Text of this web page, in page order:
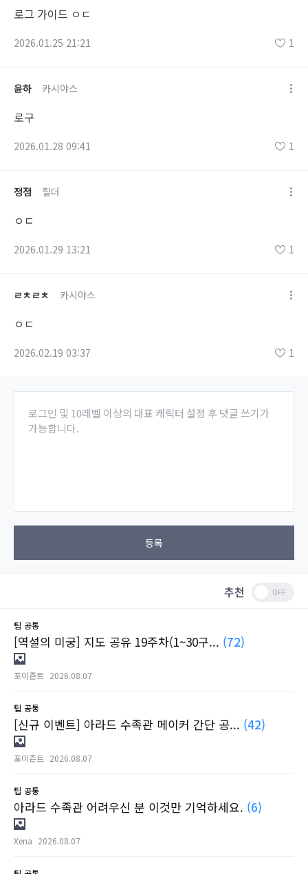
로그 가이드 ㅇㄷ
2026.01.25 21:21 1
윤하 카시야스
로구
2026.01.28 09:41 1
정점 힐더
ㅇㄷ
2026.01.29 13:21 1
ㄹㅊㄹㅊ 카시야스
ㅇㄷ
2026.02.19 03:37 1
로그인 및 10레벨 이상의 대표 캐릭터 설정 후 댓글 쓰기가
가능합니다.
등록
추천
팁 공통
[역설의 미궁] 지도 공유 19주차(1~30구... (72)
포이즌트 2026.08.07
팁 공통
[신규 이벤트] 아라드 수족관 메이커 간단 공... (42)
포이즌트 2026.08.07
팁 공통
아라드 수족관 어려우신 분 이것만 기억하세요. (6)
Xena 2026.08.07